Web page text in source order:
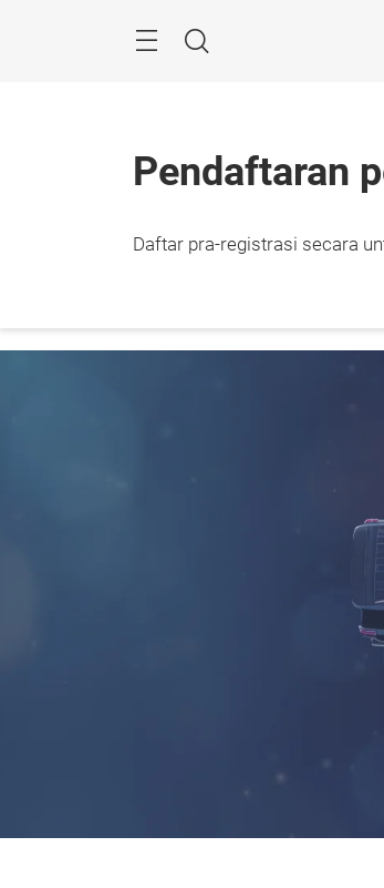
NavigationSearch
Pendaftaran
Daftar pra-registrasi secara